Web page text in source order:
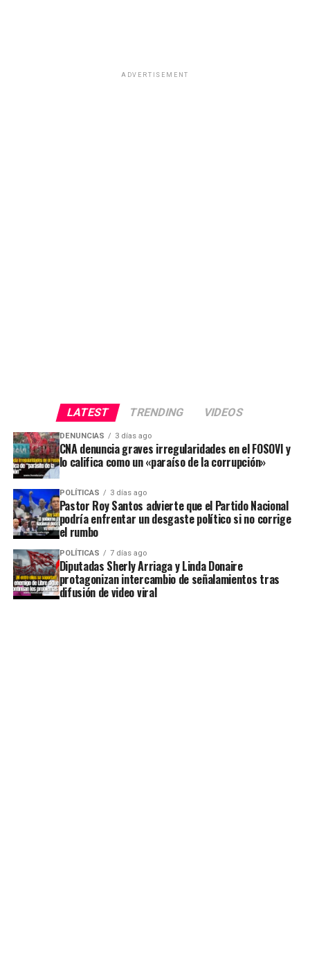
ADVERTISEMENT
LATEST TRENDING VIDEOS
DENUNCIAS 3 días ago
CNA denuncia graves irregularidades en el FOSOVI y
lo califica como un «paraíso de la corrupción»
POLÍTICAS 3 días ago
Pastor Roy Santos advierte que el Partido Nacional
podría enfrentar un desgaste político si no corrige
el rumbo
POLÍTICAS 7 días ago
Diputadas Sherly Arriaga y Linda Donaire
protagonizan intercambio de señalamientos tras
difusión de video viral